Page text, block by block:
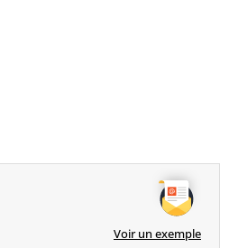
Voir un exemple